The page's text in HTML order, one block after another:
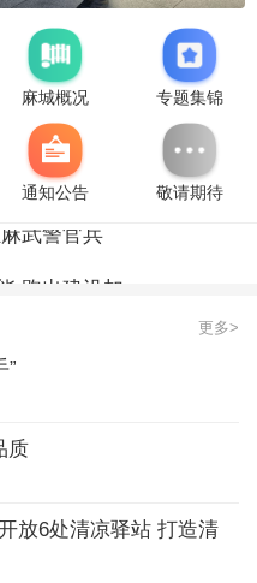
麻城概况 专题集锦
通知公告 敬请期待
武警官兵
更多>
”
质
放6处清凉驿站 打造清